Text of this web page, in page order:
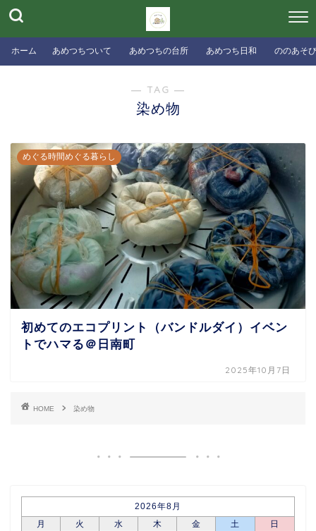
ホーム あめつちついて あめつちの台所 あめつち日和 ののあそ
― TAG ―
染め物
めぐる時間めぐる暮らし
初めてのエコプリント（バンドルダイ）イベン
トでハマる＠日南町
2025年10月7日
HOME 染め物
2026年8月
月
火 水 木 金 土
日